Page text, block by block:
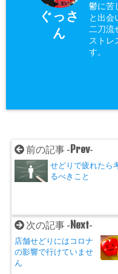
ぐっさ
ん
鬱に苦
と出会
二刀流
ストレ
す。
前の記事 - Prev-
せどりで疲れたら
るべきこと
次の記事 - Next-
店舗せどりにはコロナ
の影響で行けていませ
ん